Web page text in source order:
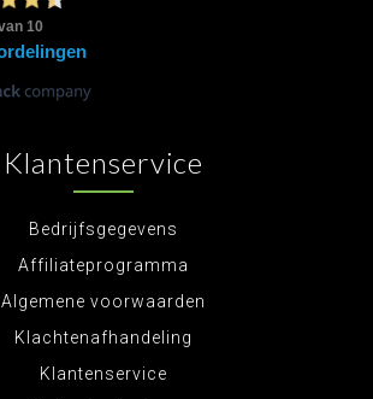
Klantenservice
Bedrijfsgegevens
Affiliateprogramma
Algemene voorwaarden
Klachtenafhandeling
Klantenservice